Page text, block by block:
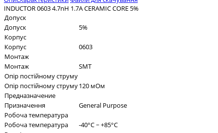
INDUCTOR 0603 4.7nH 1.7A CERAMIC CORE 5%
Допуск
Допуск
5%
Корпус
Корпус
0603
Монтаж
Монтаж
SMT
Опір постійному струму
Опір постійному струму120 мОм
Предназначение
Призначення
General Purpose
Робоча температура
Робоча температура
-40°C ~ +85°C